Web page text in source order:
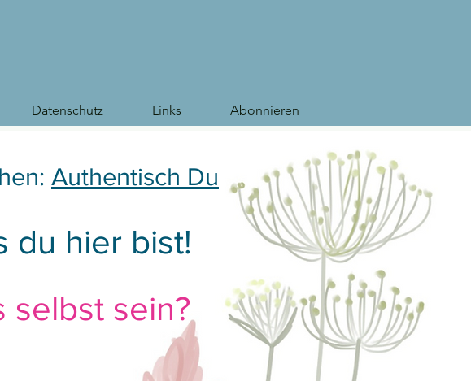
Datenschutz Links Abonnieren
Authentisch Du
du hier bist!
selbst sein?